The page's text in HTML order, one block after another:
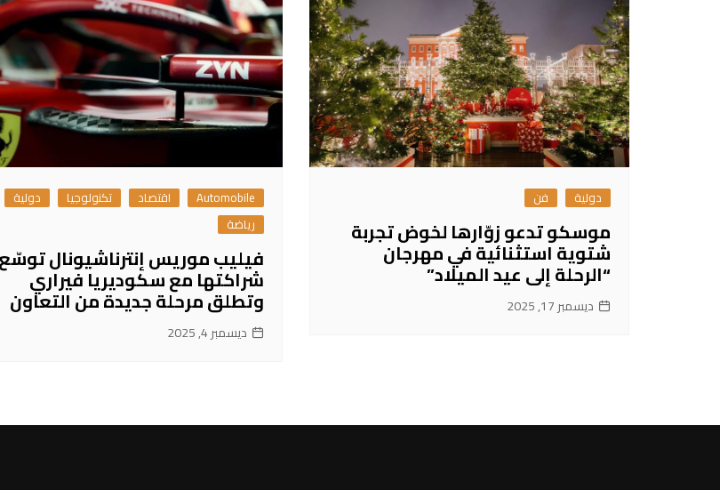
دولية فن
موسكو تدعو زوّارها لخوض تجربة
شتوية استثنائية في مهرجان
“الرحلة إلى عيد الميلاد”
ديسمبر 17, 2025
Automobile اقتصاد تكنولوجيا
دولية
رياضة
فيليب موريس إنترناشيونال توسّع
شراكتها مع سكوديريا فيراري
وتطلق مرحلة جديدة من التعاون
ديسمبر 4, 2025